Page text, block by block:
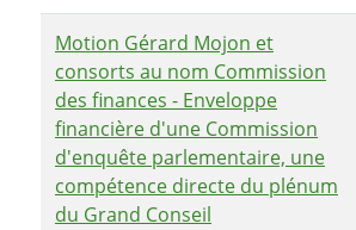
Motion Gérard Mojon et
consorts au nom Commission
des finances - Enveloppe
financière d'une Commission
d'enquête parlementaire, une
compétence directe du plénum
du Grand Conseil